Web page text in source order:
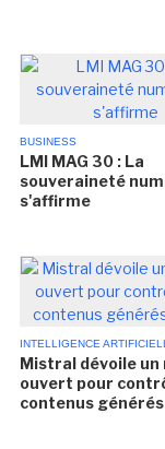
BUSINESS
LMI MAG 30 : La
souveraineté
s'affirme
INTELLIGENCE
Mistral dévoile un
ouvert pour
contenus